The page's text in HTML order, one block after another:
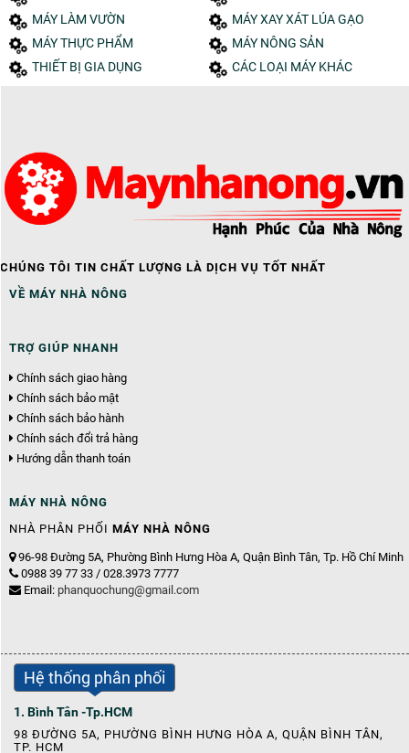
MÁY LÀM VƯỜN
MÁY XAY XÁT LÚA GẠO
MÁY THỰC PHẨM
MÁY NÔNG SẢN
THIẾT BỊ GIA DỤNG
CÁC LOẠI MÁY KHÁC
CHÚNG TÔI TIN CHẤT LƯỢNG LÀ DỊCH VỤ TỐT NHẤT
VỀ MÁY NHÀ NÔNG
TRỢ GIÚP NHANH
Chính sách giao hàng
Chính sách bảo mật
Chính sách bảo hành
Chính sách đổi trả hàng
Hướng dẫn thanh toán
MÁY NHÀ NÔNG
NHÀ PHÂN PHỐI MÁY NHÀ NÔNG
96-98 Đường 5A, Phường Bình Hưng Hòa A, Quận Bình Tân, Tp. Hồ Chí Minh
0988 39 77 33 / 028.3973 7777
Email: phanquochung@gmail.com
Hệ thống phân phối
1. Bình Tân -Tp.HCM
98 ĐƯỜNG 5A, PHƯỜNG BÌNH HƯNG HÒA A, QUẬN BÌNH TÂN,
TP. HCM